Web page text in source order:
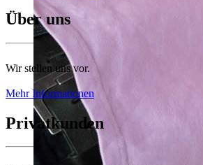
Über uns
Wir stellen uns vor.
Mehr Informationen
Privatkunden